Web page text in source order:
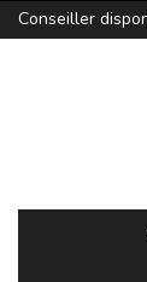
Conseiller